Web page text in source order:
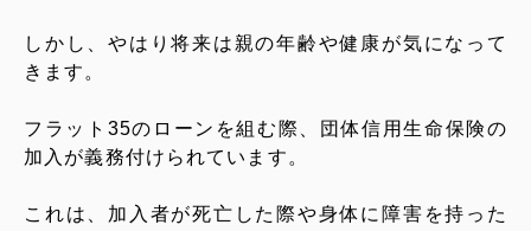
しかし、やはり将来は親の年齢や健康が気になって
きます。
フラット 35のローンを組む際、団体信用生命保険の
加入が義務付けられています。
これは、加入者が死亡した際や身体に障害を持った